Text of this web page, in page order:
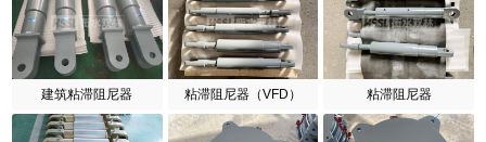
建筑粘滞阻尼器 粘滞阻尼器（VFD） 粘滞阻尼器